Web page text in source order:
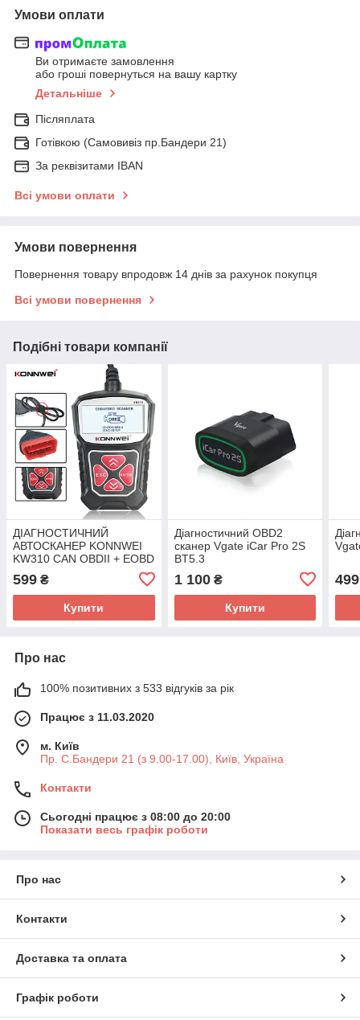
Умови оплати
Ви отримаєте замовлення
або гроші повернуться на вашу картку
Детальніше
Післяплата
Готівкою (Самовивіз пр.Бандери 21)
За реквізитами IBAN
Всі умови оплати
Умови повернення
Повернення товару впродовж 14 днів за рахунок покупця
Всі умови повернення
Подібні товари компанії
ДІАГНОСТИЧНИЙ
АВТОСКАНЕР KONNWEI
KW310 CAN OBDII + EOBD
599 ₴
Купити
Діагностичний OBD2
сканер Vgate iCar Pro 2S
BT5.3
1 100₴
Купити
499
Про нас
100% позитивних з 533 відгуків за рік
Працює з 11.03.2020
м. Київ
Пр. С.Бандери 21 (з 9.00-17.00), Київ, Україна
Контакти
Сьогодні працює з 08:00 до 20:00
Показати весь графік роботи
Про нас
Контакти
Доставка та оплата
Графік роботи